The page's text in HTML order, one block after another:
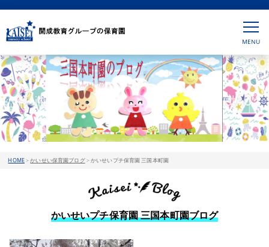
HOME>かいせい保育園ブログ>かいせいプチ保育園 三国本町園
かいせいプチ保育園 三国本町園ブログ